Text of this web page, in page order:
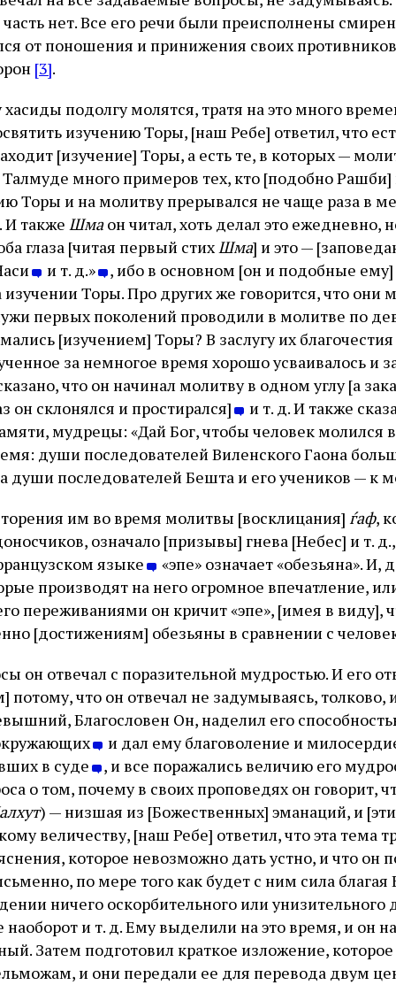
нет. Все его речи были преисполнены
от поношения и принижения своих
[3].
подолгу молятся, тратя на это много
изучению Торы, [наш Ребе] ответил, что
[изучение] Торы, а есть те, в которых —
много примеров тех, кто [подобно
Торы и на молитву прерывался не чаще раза в
И также Шмаон читал, хоть делал это ежедневно,
глаза [читая первый стихШма] и это —
и т. д.» , ибо в основном [он и подобные
Торы. Про других же говорится, что они
первых поколений проводили в молитве по
[изучением] Торы? В заслугу их
за немногое время хорошо усваивалось и
что он начинал молитву в одном углу [а
он склонялся и простирался]
и т. д. И также
мудрецы: «Дай Бог, чтобы человек молился
души последователей Виленского Гаона
души последователей Бешта и его учеников — к
им во время молитвы [восклицания] ѓаф,
означало [призывы] гнева [Небес] и т.
языке
«эпе» означает «обезьяна». И,
производят на него огромное впечатление,
переживаниями он кричит «эпе», [имея в виду],
[достижениям] обезьяны в сравнении с
он отвечал с поразительной мудростью. И его
потому, что он отвечал не задумываясь, толково,
Благословен Он, наделил его
и дал ему благоволение и
в суде , и все поражались величию его
о том, почему в своих проповедях он говорит,
) — низшая из [Божественных] эманаций, и
величеству, [наш Ребе] ответил, что эта тема
которое невозможно дать устно, и что он
по мере того как будет с ним сила благая
ничего оскорбительного или унизительного
и т. д. Ему выделили на это время, и он
Затем подготовил краткое изложение,
и они передали ее для перевода двум